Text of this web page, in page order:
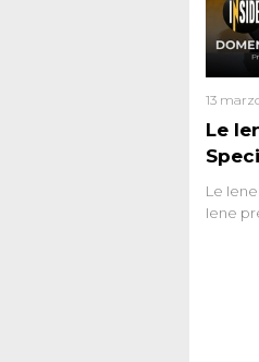
Le
13
Le
Iene